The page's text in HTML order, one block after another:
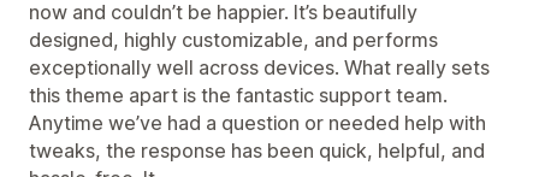
now and couldn’t be happier. It’s beautifully
designed, highly customizable, and performs
exceptionally well across devices. What really sets
this theme apart is the fantastic support team.
Anytime we’ve had a question or needed help with
tweaks, the response has been quick, helpful, and